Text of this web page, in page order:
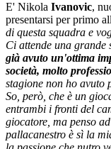
E' Nikola Ivanovic,
presentarsi per primo
di questa squadra e
Ci attende una grande
già avuto un'ottima
società, molto
stagione non ho avuto
So, però, che è un
entrambi i fronti del
giocatore, ma penso
pallacanestro è sì la